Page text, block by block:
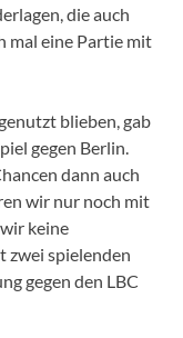
die auch
mal eine Partie mit
blieben, gab
gegen Berlin.
dann auch
wir nur noch mit
keine
zwei spielenden
gegen den LBC